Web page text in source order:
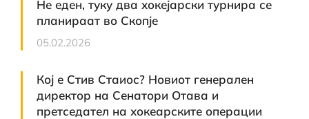
Не еден, туку два хокејарски турнира се
планираат во Скопје
05.02.2026
Кој е Стив Стаиос? Новиот генерален
директор на Сенатори Отава и
претседател на хокеарските операции